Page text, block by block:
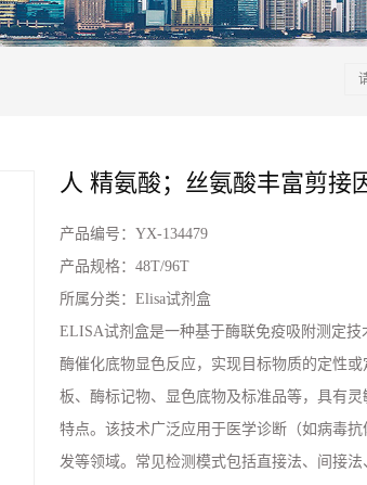
人 精氨酸；丝氨酸丰富剪接
产品编号： YX-134479
产品规格： 48T/96T
所属分类： Elisa试剂盒
ELISA试剂盒是一种基于酶联免疫吸附测定
酶催化底物显色反应，实现目标物质的定性
板、酶标记物、显色底物及标准品等，具有
特点。该技术广泛应用于医学诊断（如病毒
发等领域。常见检测模式包括直接法、间接